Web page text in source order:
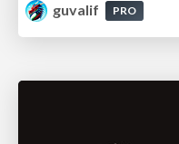
guvalif
PRO